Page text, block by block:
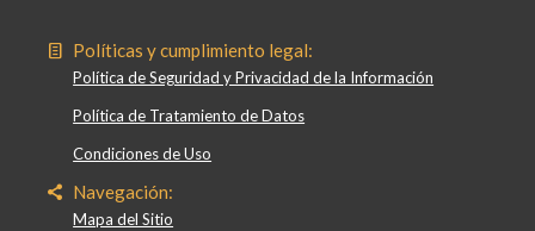
Políticas y cumplimiento legal:
Política de Seguridad y Privacidad de la Información
Política de Tratamiento de Datos
Condiciones de Uso
Navegación:
Mapa del Sitio